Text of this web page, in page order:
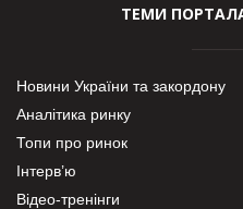
ТЕМИ ПОРТАЛА
Новини України та закордону
Аналітика ринку
Топи про ринок
Інтерв’ю
Відео-тренінги